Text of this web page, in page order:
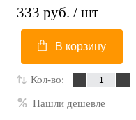
333 руб. / шт
В корзину
Кол-во:
Нашли дешевле